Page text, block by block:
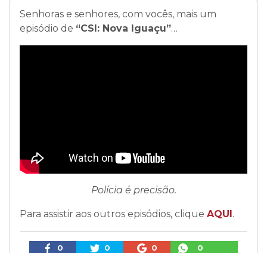
Senhoras e senhores, com vocês, mais um
episódio de “CSI: Nova Iguaçu”…
Polícia é precisão.
Para assistir aos outros episódios, clique AQUI.
0 0 0 0